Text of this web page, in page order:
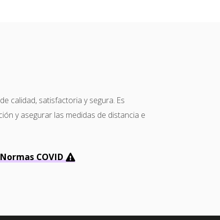
calidad, satisfactoria y segura. Es
y asegurar las medidas de distancia e
Normas COVID